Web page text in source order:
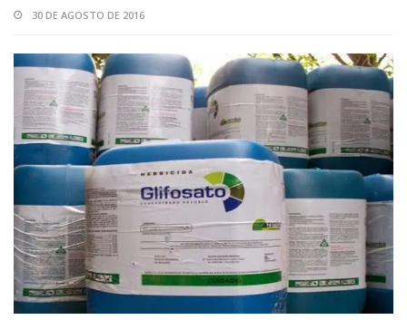
30 DE AGOSTO DE 2016